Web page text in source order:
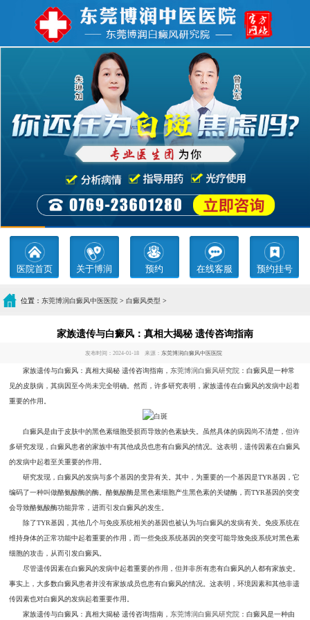
医院首页 关于博润 预约 在线客服 预约挂号
位置： 东莞博润白癜风中医医院 > 白癜风类型 >
家族遗传与白癜风：真相大揭秘 遗传咨询指南
发布时间：2024-01-18 来源： 东莞博润白癜风中医医院
家族遗传与白癜风：真相大揭秘 遗传咨询指南，东莞博润白癜风研究院 ：白癜风是一种常
见的皮肤病，其病因至今尚未完全明确。然而，许多研究表明，家族遗传在白癜风的发病中起着
重要的作用。
白癜风是由于皮肤中的黑色素细胞受损而导致的色素缺失。虽然具体的病因尚不清楚，但许
多研究发现，白癜风患者的家族中有其他成员也患有白癜风的情况。这表明，遗传因素在白癜风
的发病中起着至关重要的作用。
研究发现，白癜风的发病与多个基因的变异有关。其中，为重要的一个基因是TYR基因，它
编码了一种叫做酪氨酸酶的酶。酪氨酸酶是黑色素细胞产生黑色素的关键酶，而TYR基因的突变
会导致酪氨酸酶功能异常，进而引发白癜风的发生。
除了TYR基因，其他几个与免疫系统相关的基因也被认为与白癜风的发病有关。免疫系统在
维持身体的正常功能中起着重要的作用，而一些免疫系统基因的突变可能导致免疫系统对黑色素
细胞的攻击，从而引发白癜风。
尽管遗传因素在白癜风的发病中起着重要的作用，但并非所有患有白癜风的人都有家族史。
事实上，大多数白癜风患者并没有家族成员也患有白癜风的情况。这表明，环境因素和其他非遗
传因素也对白癜风的发病起着重要作用。
家族遗传与白癜风：真相大揭秘 遗传咨询指南，东莞博润白癜风研究院 ：白癜风是一种由